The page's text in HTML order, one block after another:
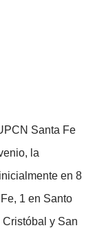
Santa Fe
la
en 8
1 en Santo
y San